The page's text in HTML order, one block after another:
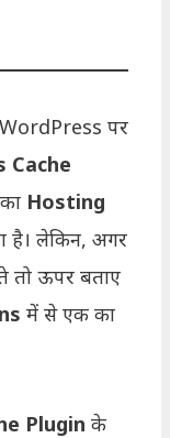
पर
Cache
Hosting
है। लेकिन, अगर
ऊपर बताए
में से एक का
Plugin के